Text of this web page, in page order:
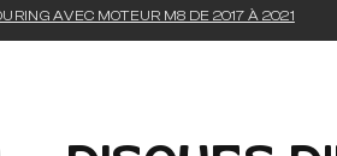
PRODUIT CHIMIQUES ET
GOODIES
AVEC MOTEUR M8 DE 2017 À 2021